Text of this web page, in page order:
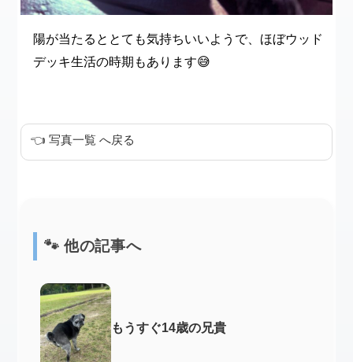
陽が当たるととても気持ちいいようで、ほぼウッド
デッキ生活の時期もあります😅
👈 写真一覧 へ戻る
🐾 他の記事へ
もうすぐ14歳の兄貴